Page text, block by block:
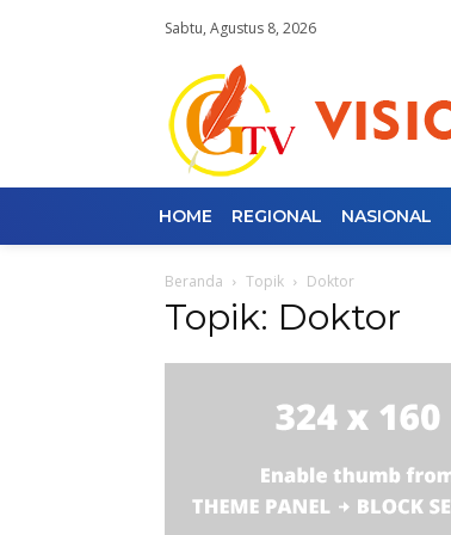
Sabtu, Agustus 8, 2026
HOME REGIONAL NASIONAL
Beranda Topik Doktor
Topik: Doktor